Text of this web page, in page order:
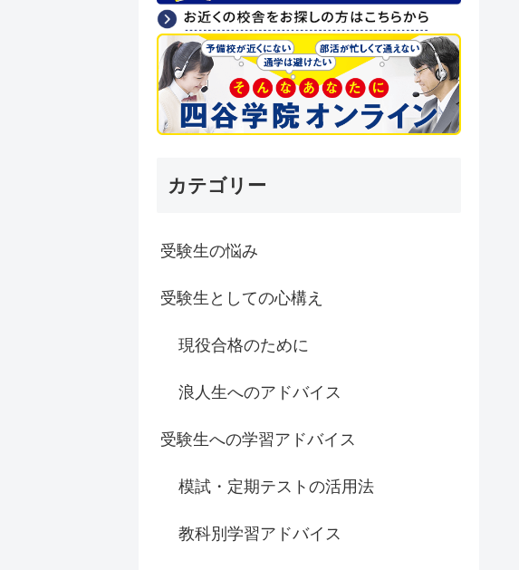
カテゴリー
受験生の悩み
受験生としての心構え
現役合格のために
浪人生へのアドバイス
受験生への学習アドバイス
模試・定期テストの活用法
教科別学習アドバイス